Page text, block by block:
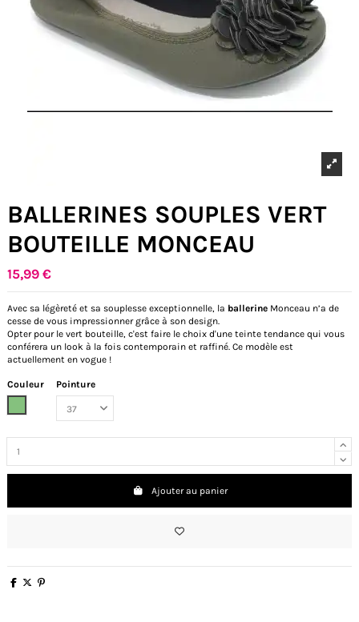
BALLERINES SOUPLES VERT
BOUTEILLE MONCEAU
15,99 €
Avec sa légèreté et sa souplesse exceptionnelle, la ballerine Monceau n’a de
cesse de vous impressionner grâce à son design.
Opter pour le vert bouteille, c'est faire le choix d'une teinte tendance qui vous
conférera un look à la fois contemporain et raffiné. Ce modèle est
actuellement en vogue !
Couleur
Pointure
Ajouter au panier